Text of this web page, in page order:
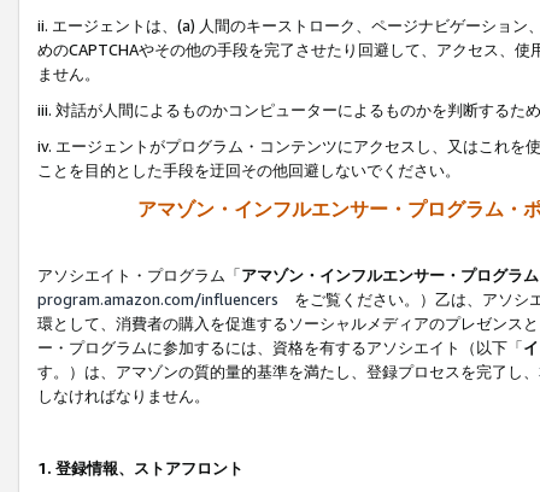
ii. エージェントは、(a) 人間のキーストローク、ページナビゲーショ
めのCAPTCHAやその他の手段を完了させたり回避して、アクセス、
ません。
iii. 対話が人間によるものかコンピューターによるものかを判断するた
iv. エージェントがプログラム・コンテンツにアクセスし、又はこれ
ことを目的とした手段を迂回その他回避しないでください。
アマゾン・インフルエンサー・プログラム・
アソシエイト・プログラム「アマゾン・インフルエンサー・プログラム
program.amazon.com/influencers をご覧ください。）乙は、アソシ
環として、消費者の購入を促進するソーシャルメディアのプレゼンス
ー・プログラムに参加するには、資格を有するアソシエイト（以下「
す。）は、アマゾンの質的量的基準を満たし、登録プロセスを完了し、
しなければなりません。
1. 登録情報、ストアフロント